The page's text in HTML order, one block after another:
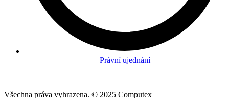
Právní ujednání
Všechna práva vyhrazena. © 2025 Computex